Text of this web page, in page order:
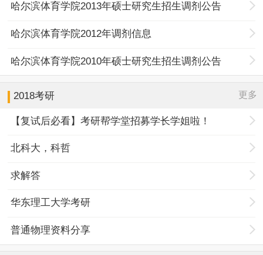
哈尔滨体育学院2013年硕士研究生招生调剂公告
哈尔滨体育学院2012年调剂信息
哈尔滨体育学院2010年硕士研究生招生调剂公告
2018考研 更多
【复试后必看】考研帮学堂招募学长学姐啦！
北科大，科哲
求解答
华东理工大学考研
普通物理资料分享